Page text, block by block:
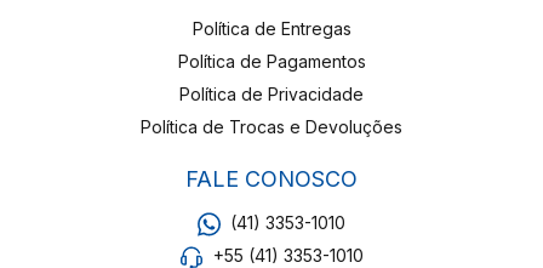
Política de Entregas
Política de Pagamentos
Política de Privacidade
Política de Trocas e Devoluções
FALE CONOSCO
(41) 3353-1010
+55 (41) 3353-1010